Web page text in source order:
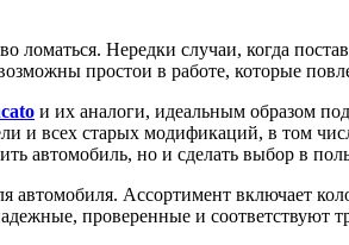
ломаться. Нередки случаи, когда
простои в работе, которые
и их аналоги, идеальным образом
и всех старых модификаций, в том
автомобиль, но и сделать выбор в
автомобиля. Ассортимент включает
проверенные и соответствуют